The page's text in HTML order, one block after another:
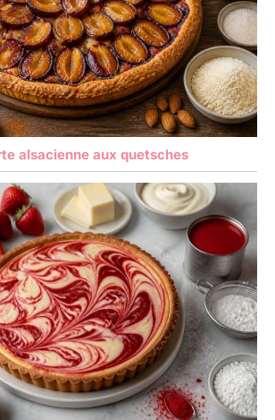
alsacienne aux quetsches